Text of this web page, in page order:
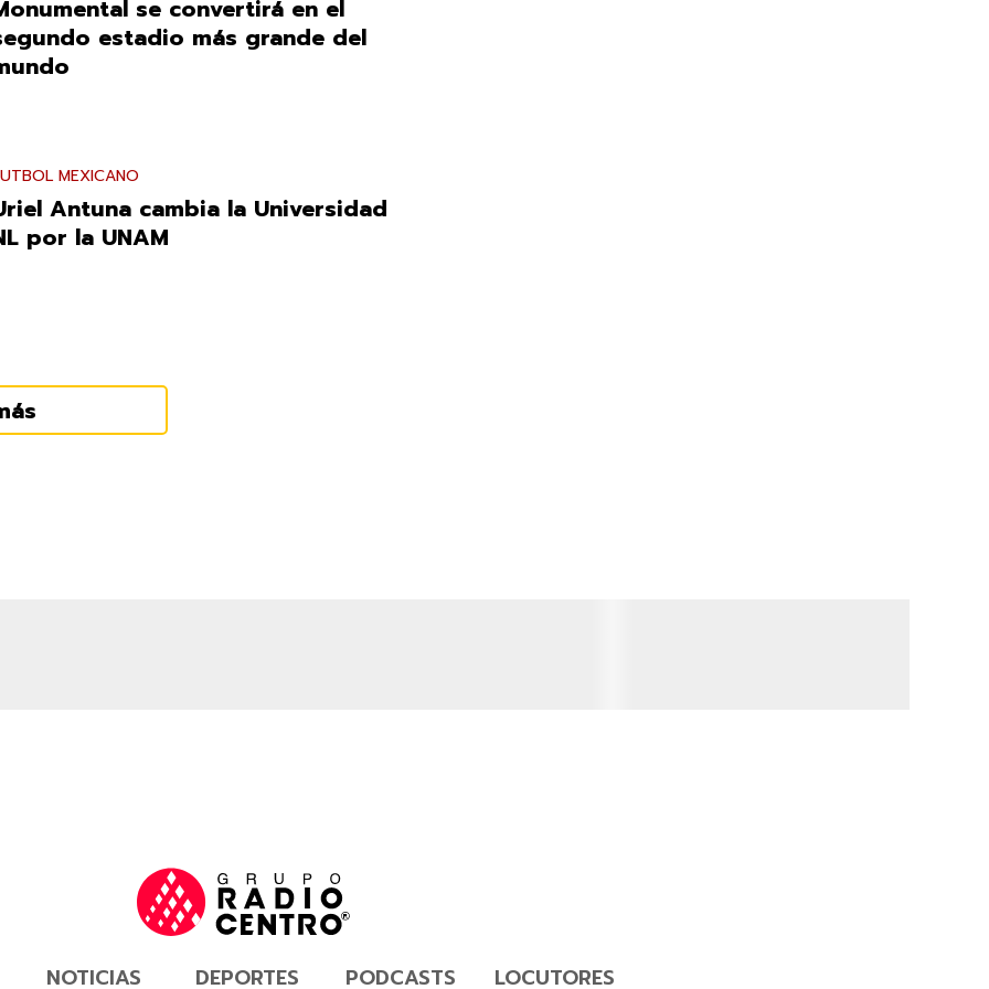
se convertirá en el
estadio más grande del
MEXICANO
Antuna cambia la Universidad
por la UNAM
NOTICIAS DEPORTES PODCASTS LOCUTORES